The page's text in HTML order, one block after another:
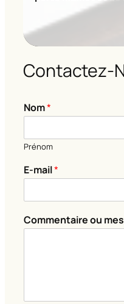
Contactez-
Nom*
Prénom
E-mail*
C
o
a
Commentaire ou